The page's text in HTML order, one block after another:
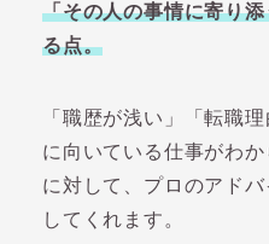
「その人の事情に寄り
る点。
「職歴が浅い」「転職
に向いている仕事がわ
に対して、プロのアド
してくれます。